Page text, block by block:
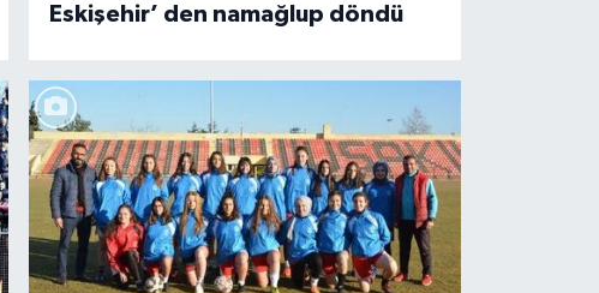
Eskişehir’ den namağlup döndü